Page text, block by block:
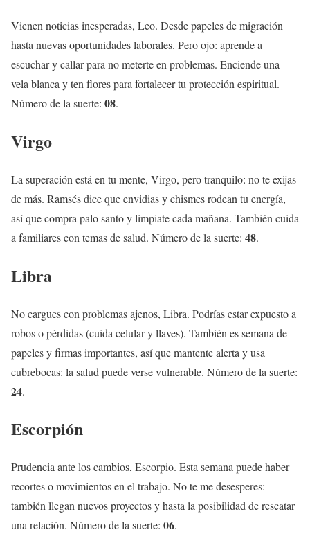
Vienen noticias inesperadas, Leo. Desde papeles de migración
hasta nuevas oportunidades laborales. Pero ojo: aprende a
escuchar y callar para no meterte en problemas. Enciende una
vela blanca y ten flores para fortalecer tu protección espiritual.
Número de la suerte: 08.
Virgo
La superación está en tu mente, Virgo, pero tranquilo: no te exijas
de más. Ramsés dice que envidias y chismes rodean tu energía,
así que compra palo santo y límpiate cada mañana. También cuida
a familiares con temas de salud. Número de la suerte: 48.
Libra
No cargues con problemas ajenos, Libra. Podrías estar expuesto a
robos o pérdidas (cuida celular y llaves). También es semana de
papeles y firmas importantes, así que mantente alerta y usa
cubrebocas: la salud puede verse vulnerable. Número de la suerte:
24.
Escorpión
Prudencia ante los cambios, Escorpio. Esta semana puede haber
recortes o movimientos en el trabajo. No te me desesperes:
también llegan nuevos proyectos y hasta la posibilidad de rescatar
una relación. Número de la suerte: 06.